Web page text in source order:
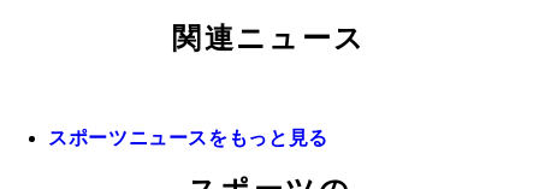
関連ニュース
スポーツニュースをもっと見る